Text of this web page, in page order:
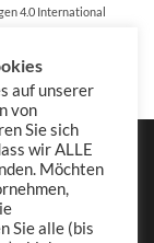
4.0 International
auf unserer
von
Sie sich
wir ALLE
Möchten
Sie alle (bis